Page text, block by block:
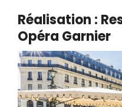
Réalisation :
Opéra Garnier